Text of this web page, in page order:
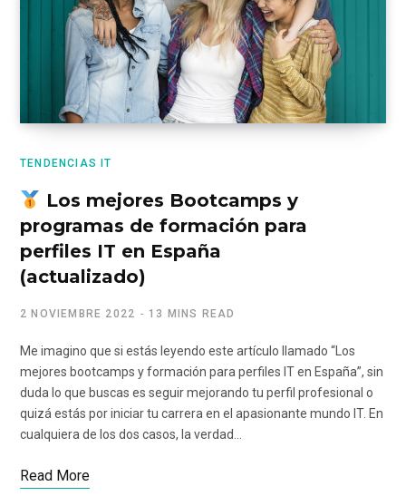
TENDENCIAS IT
Los mejores Bootcamps y
programas de formación para
perfiles IT en España
(actualizado)
2 NOVIEMBRE 2022 13 MINS READ
Me imagino que si estás leyendo este artículo llamado “Los
mejores bootcamps y formación para perfiles IT en España”, sin
duda lo que buscas es seguir mejorando tu perfil profesional o
quizá estás por iniciar tu carrera en el apasionante mundo IT. En
cualquiera de los dos casos, la verdad…
Read More